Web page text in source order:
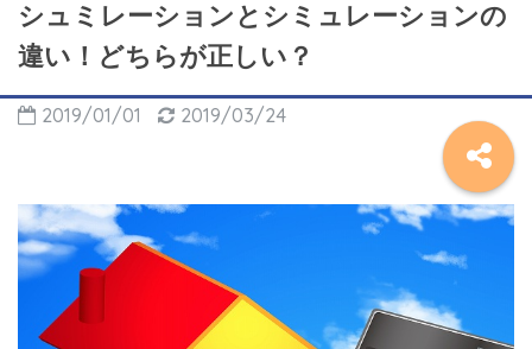
シュミレーションとシミュレーションの
違い！どちらが正しい？
2019/01/01 2019/03/24